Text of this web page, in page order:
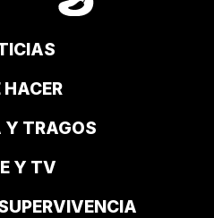
HACER
Y TRAGOS
Y TV